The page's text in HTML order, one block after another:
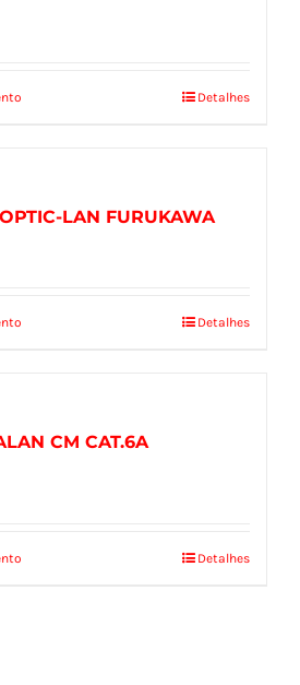
Detalhes
LAN FURUKAWA
Detalhes
CM CAT.6A
Detalhes